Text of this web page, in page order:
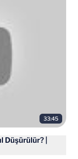
33:45
Düşürülür? |